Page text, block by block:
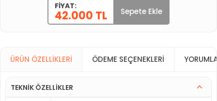
FIYAT:
42.000 TL Sepete Ekle
ÜRÜN ÖZELLIKLERI ÖDEME SEÇENEKLERI
TEKNİK ÖZELLİKLER